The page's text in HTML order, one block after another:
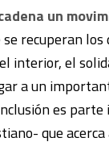
un
se recuperan
interior, el
a un
es
que acerca